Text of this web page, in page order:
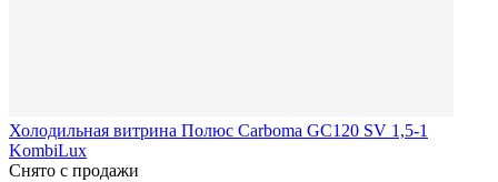
Холодильная витрина Полюс Carboma GC120 SV 1,5-1
KombiLux
Снято с продажи